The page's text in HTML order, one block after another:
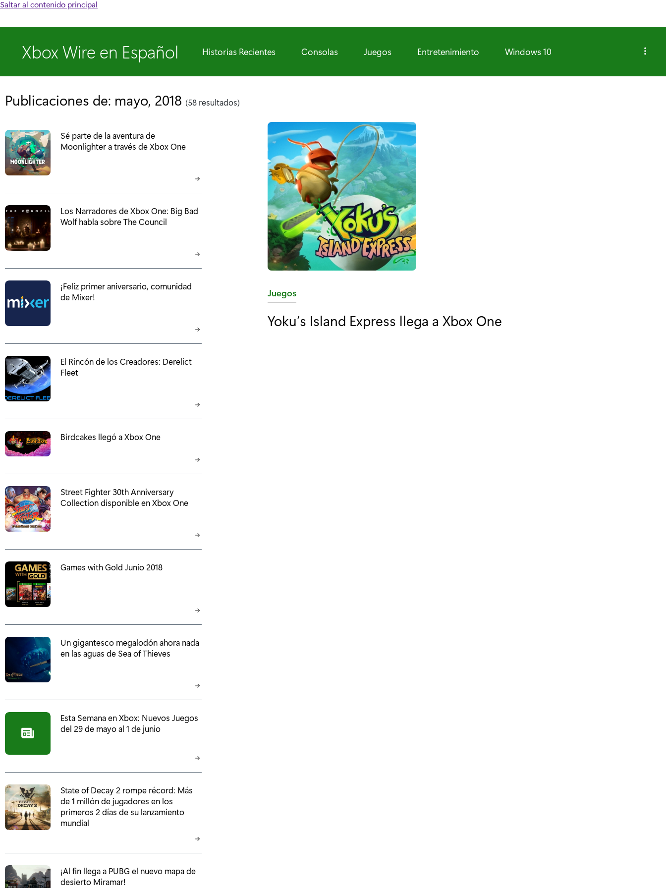
Saltar al contenido principal
Xbox Wire en Español Historias Recientes Consolas Juegos Entretenimiento Windows 10
Publicaciones de: mayo, 2018 (58 resultados)
C
t
Juegos
Yoku’s Island Express llega a Xbox One
Sé parte de la aventura de
Moonlighter a través de Xbox One
Los Narradores de Xbox One: Big Bad
Wolf habla sobre The Council
¡Feliz primer aniversario, comunidad
de Mixer!
El Rincón de los Creadores: Derelict
Fleet
Birdcakes llegó a Xbox One
Street Fighter 30th Anniversary
Collection disponible en Xbox One
Games with Gold Junio 2018
Un gigantesco megalodón ahora nada
en las aguas de Sea of Thieves
Esta Semana en Xbox: Nuevos Juegos
del 29 de mayo al 1 de junio
State of Decay 2 rompe récord: Más
de 1 millón de jugadores en los
primeros 2 días de su lanzamiento
mundial
¡Al fin llega a PUBG el nuevo mapa de
desierto Miramar!